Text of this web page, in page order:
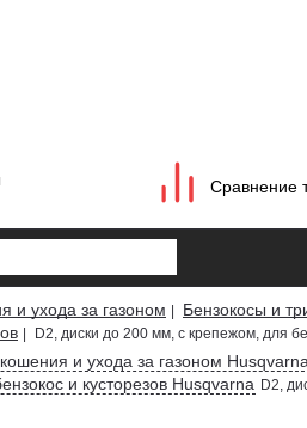
Сравнение
и ухода за газоном Бензокосы и
D2, диски до 200 мм, с крепежом, для
и ухода за газоном Husqvarna
и кусторезов Husqvarna D2,